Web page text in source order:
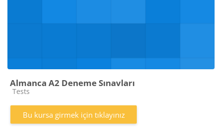
Almanca A2 Deneme Sınavları
Kurs kategorisi
Tests
Bu kursa girmek için tıklayınız